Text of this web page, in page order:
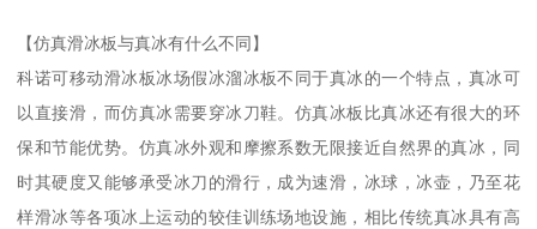
【仿真滑冰板与真冰有什么不同】
科诺可移动滑冰板冰场假冰溜冰板不同于真冰的一个特点，真冰可
以直接滑，而仿真冰需要穿冰刀鞋。仿真冰板比真冰还有很大的环
保和节能优势。仿真冰外观和摩擦系数无限接近自然界的真冰，同
时其硬度又能够承受冰刀的滑行，成为速滑，冰球，冰壶，乃至花
样滑冰等各项冰上运动的较佳训练场地设施，相比传统真冰具有高